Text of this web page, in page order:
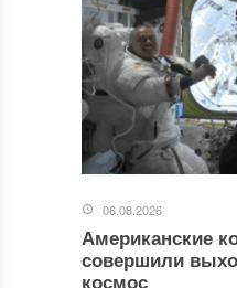
06.08.2026
Американские
совершили
космос